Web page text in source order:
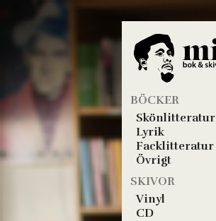
BÖCKER
Skönlitteratur
Lyrik
Facklitteratur
Övrigt
SKIVOR
Vinyl
CD